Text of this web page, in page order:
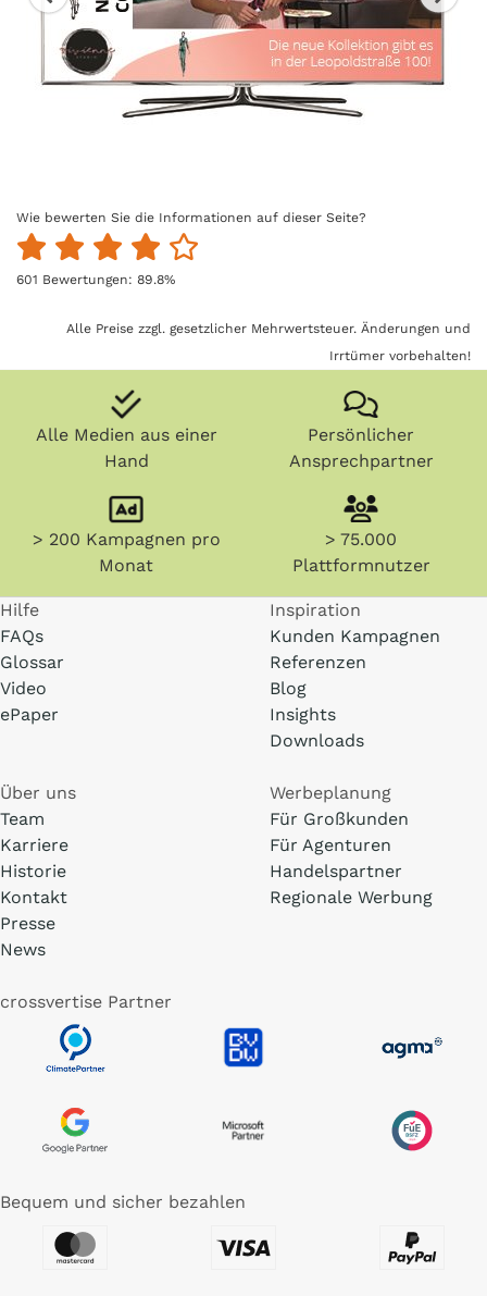
Wie bewerten Sie die Informationen auf dieser Seite?
601 Bewertungen: 89.8%
Alle Preise zzgl. gesetzlicher Mehrwertsteuer. Änderungen und
Irrtümer vorbehalten!
Alle Medien aus einer
Hand
Persönlicher
Ansprechpartner
> 200 Kampagnen pro
Monat
> 75.000
Plattformnutzer
Hilfe
FAQs
Glossar
Video
ePaper
Inspiration
Kunden Kampagnen
Referenzen
Blog
Insights
Downloads
Über uns
Team
Karriere
Historie
Kontakt
Presse
News
Werbeplanung
Für Großkunden
Für Agenturen
Handelspartner
Regionale Werbung
crossvertise Partner
Bequem und sicher bezahlen